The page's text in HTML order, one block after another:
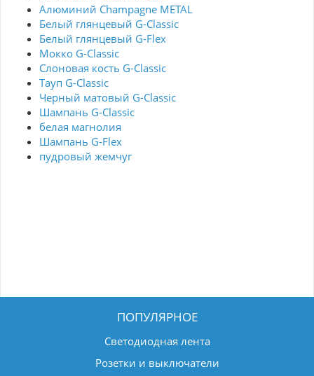
Алюминий Champagne METAL
Белый глянцевый G-Classic
Белый глянцевый G-Flex
Мокко G-Classic
Слоновая кость G-Classic
Тауп G-Classic
Черный матовый G-Classic
Шампань G-Classic
белая магнолия
Шампань G-Flex
пудровый жемчуг
ПОПУЛЯРНОЕ
Светодиодная лента
Розетки и выключатели